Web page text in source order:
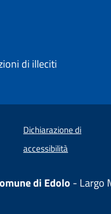
di illeciti
Dichiarazione di
accessibilità (apre in
di Edolo - Largo